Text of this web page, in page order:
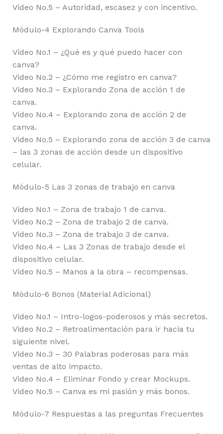
Video No.5 – Autoridad, escasez y con incentivo.
Módulo-4 Explorando Canva Tools
Video No.1 – ¿Qué es y qué puedo hacer con
canva?
Video No.2 – ¿Cómo me registro en canva?
Video No.3 – Explorando Zona de acción 1 de
canva.
Video No.4 – Explorando zona de acción 2 de
canva.
Video No.5 – Explorando zona de acción 3 de canva
– las 3 zonas de acción desde un dispositivo
celular.
Módulo-5 Las 3 zonas de trabajo en canva
Video No.1 – Zona de trabajo 1 de canva.
Video No.2 – Zona de trabajo 2 de canva.
Video No.3 – Zona de trabajo 3 de canva.
Video No.4 – Las 3 Zonas de trabajo desde el
dispositivo celular.
Video No.5 – Manos a la obra – recompensas.
Módulo-6 Bonos (Material Adicional)
Video No.1 – Intro-logos-poderosos y más secretos.
Video No.2 – Retroalimentación para ir hacia tu
siguiente nivel.
Video No.3 – 30 Palabras poderosas para más
ventas de alto impacto.
Video No.4 – Eliminar Fondo y crear Mockups.
Video No.5 – Canva es mi pasión y más bonos.
Módulo-7 Respuestas a las preguntas Frecuentes